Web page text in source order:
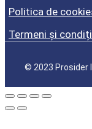
Politica de
Termeni și
© 2023 Prosider